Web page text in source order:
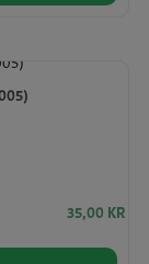
35,00 KR